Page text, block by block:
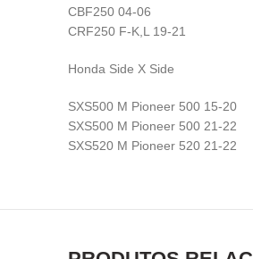
CBF250 04-06
CRF250 F-K,L 19-21
Honda Side X Side
SXS500 M Pioneer 500 15-20
SXS500 M Pioneer 500 21-22
SXS520 M Pioneer 520 21-22